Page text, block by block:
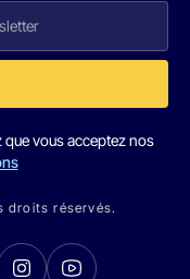
vous acceptez nos
droits réservés.